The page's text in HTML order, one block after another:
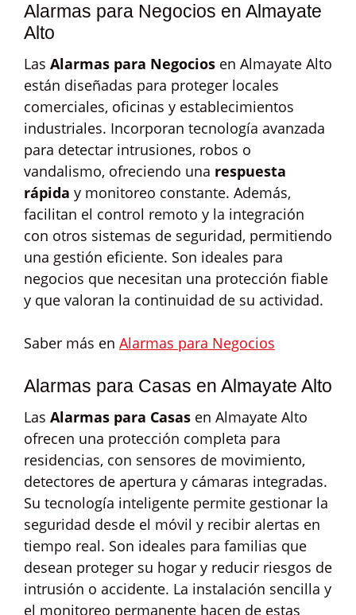
Alarmas para Negocios en Almayate
Alto
Las Alarmas para Negocios en Almayate Alto
están diseñadas para proteger locales
comerciales, oficinas y establecimientos
industriales. Incorporan tecnología avanzada
para detectar intrusiones, robos o
vandalismo, ofreciendo una respuesta
rápida y monitoreo constante. Además,
facilitan el control remoto y la integración
con otros sistemas de seguridad, permitiendo
una gestión eficiente. Son ideales para
negocios que necesitan una protección fiable
y que valoran la continuidad de su actividad.
Saber más en Alarmas para Negocios
Alarmas para Casas en Almayate Alto
Las Alarmas para Casas en Almayate Alto
ofrecen una protección completa para
residencias, con sensores de movimiento,
detectores de apertura y cámaras integradas.
Su tecnología inteligente permite gestionar la
seguridad desde el móvil y recibir alertas en
tiempo real. Son ideales para familias que
desean proteger su hogar y reducir riesgos de
intrusión o accidente. La instalación sencilla y
el monitoreo permanente hacen de estas